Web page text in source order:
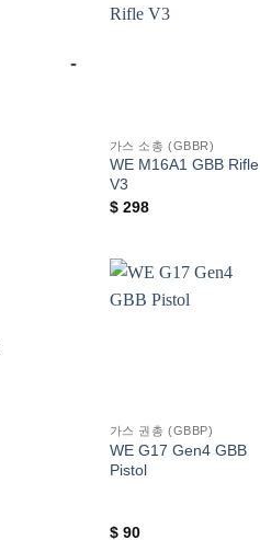
-
가스 소총 (GBBR)
WE M16A1 GBB Rifle
V3
$298
가스 권총 (GBBP)
WE G17 Gen4 GBB
Pistol
$90